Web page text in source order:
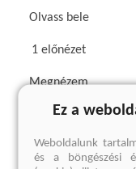
Olvass bele
1 előnézet
Megnézem
Ez a
Weboldalunk
és a böngészési